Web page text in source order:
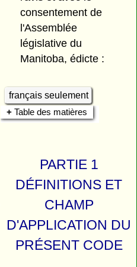
consentement de
l'Assemblée
législative du
Manitoba, édicte :
français seulement
Table des matières
PARTIE 1
DÉFINITIONS ET
CHAMP
D'APPLICATION DU
PRÉSENT CODE